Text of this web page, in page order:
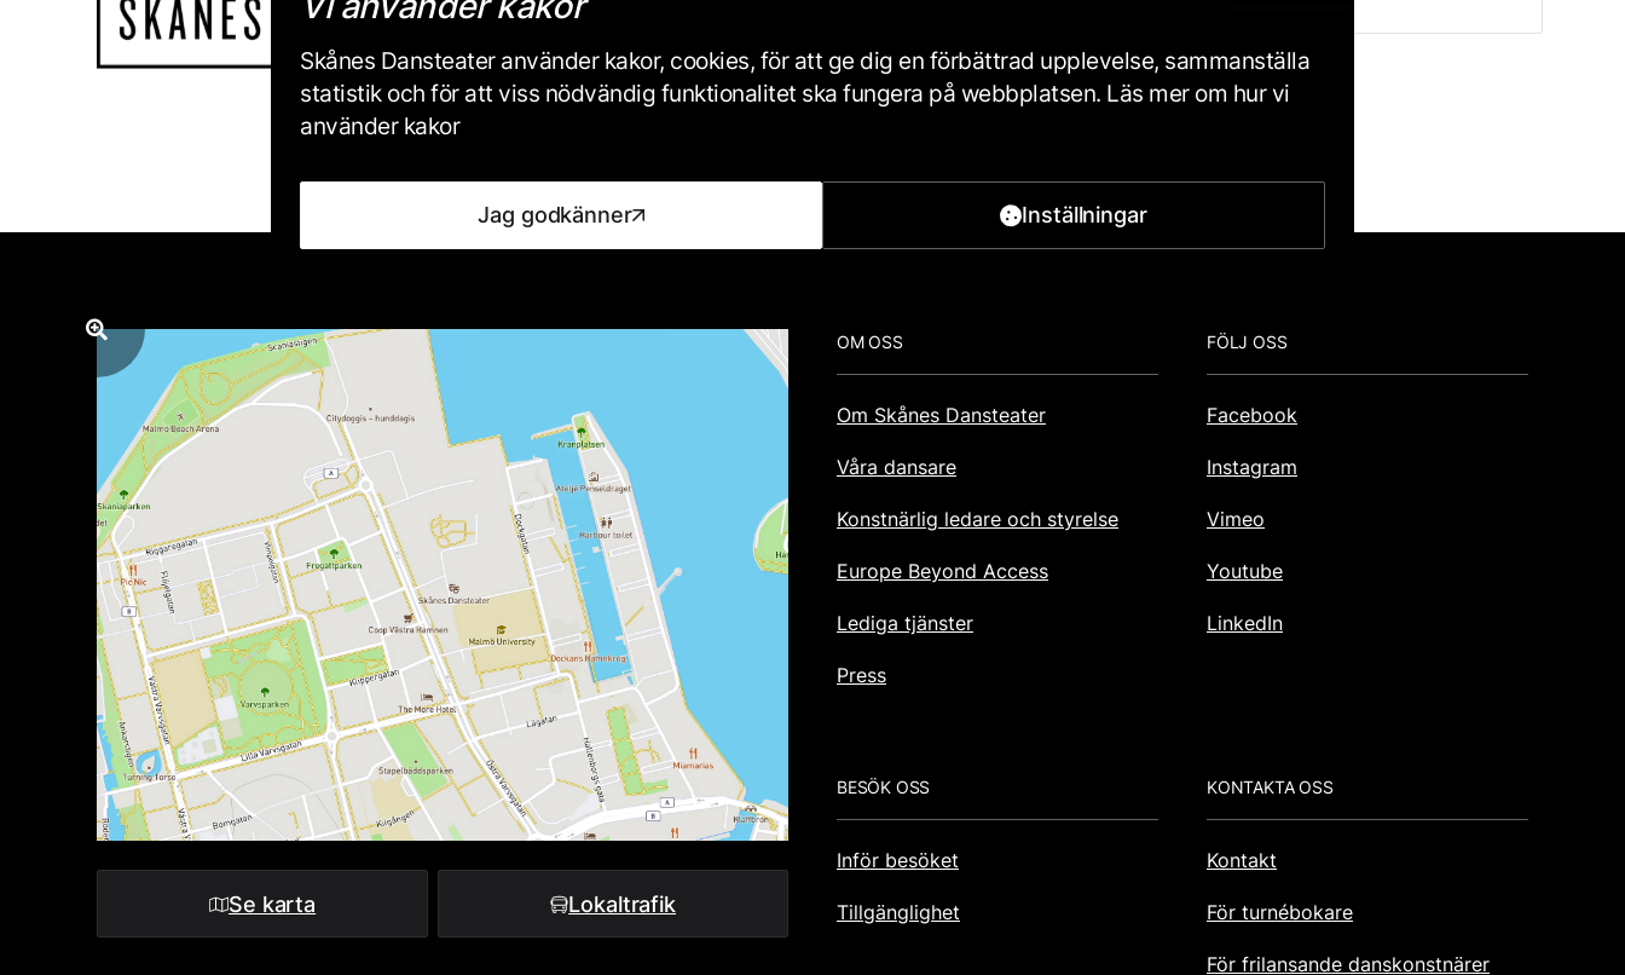
Skicka
Se karta Lokaltrafik
Footer
OM OSS
Om Skånes Dansteater
Våra dansare
Konstnärlig ledare och styrelse
Europe Beyond Access
Lediga tjänster
Press
FÖLJ OSS
Facebook
Instagram
Vimeo
Youtube
LinkedIn
BESÖK OSS
Inför besöket
Tillgänglighet
KONTAKTA OSS
Kontakt
För turnébokare
För frilansande danskonstnärer
Skånes Dansteater använder kakor, cookies, för att ge dig en förbättrad upplevelse, sammanställa
statistik och för att viss nödvändig funktionalitet ska fungera på webbplatsen. Läs mer om hur vi
använder kakor
Jag godkänner Inställningar